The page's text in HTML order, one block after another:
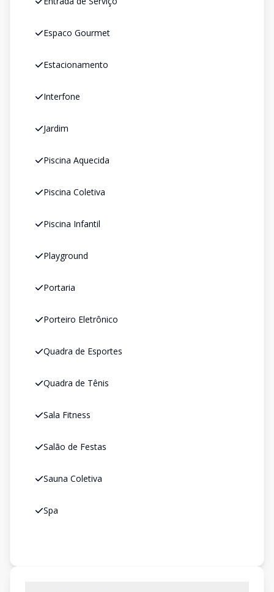
Espaco Gourmet
Estacionamento
Interfone
Jardim
Piscina Aquecida
Piscina Coletiva
Piscina Infantil
Playground
Portaria
Porteiro Eletrônico
Quadra de Esportes
Quadra de Tênis
Sala Fitness
Salão de Festas
Sauna Coletiva
Spa